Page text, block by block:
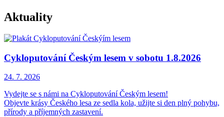
Aktuality
Cykloputování Českým lesem v sobotu 1.8.2026
24. 7. 2026
Vydejte se s námi na Cykloputování Českým lesem!
Objevte krásy Českého lesa ze sedla kola, užijte si den plný pohybu,
přírody a příjemných zastavení.